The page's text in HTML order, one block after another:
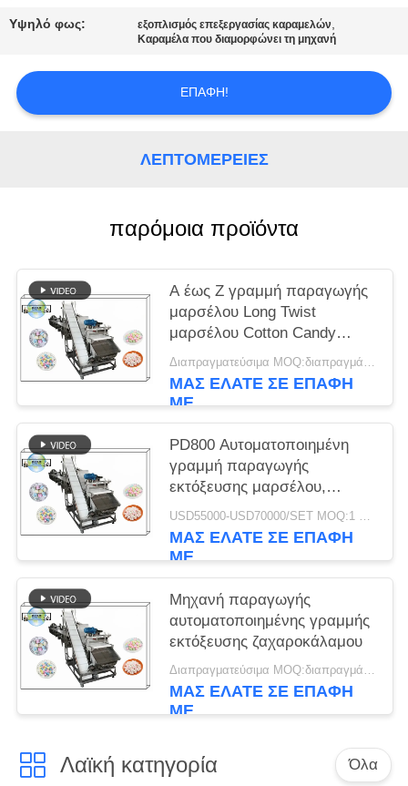
PRIVACY
POLICY
Υψηλό φως: εξοπλισμός επεξεργασίας καραμελών,
Καραμέλα που διαμορφώνει τη μηχανή
ΕΠΑΦΉ!
ΛΕΠΤΟΜΈΡΕΙΕΣ
παρόμοια προϊόντα
Α έως Ζ γραμμή παραγωγής
μαρσέλου Long Twist
μαρσέλου Cotton Candy
γραμμή 100-150KG/h
ΜΑΣ ΕΛΆΤΕ ΣΕ ΕΠΑΦΉ
ΜΕ
PD800 Αυτοματοποιημένη
γραμμή παραγωγής
εκτόξευσης μαρσέλου,
μηχανή κατασκευής
εξοπλισμού γραμμής
επεξεργασίας μαρσέλου
USD55000-USD70000/SET MOQ:1 σύνολο
ΜΑΣ ΕΛΆΤΕ ΣΕ ΕΠΑΦΉ
ΜΕ
Μηχανή παραγωγής
αυτοματοποιημένης γραμμής
εκτόξευσης ζαχαροκάλαμου
Διαπραγματεύσιμα MOQ:διαπραγμάτευση
ΜΑΣ ΕΛΆΤΕ ΣΕ ΕΠΑΦΉ
ΜΕ
Λαϊκή κατηγορία Όλα